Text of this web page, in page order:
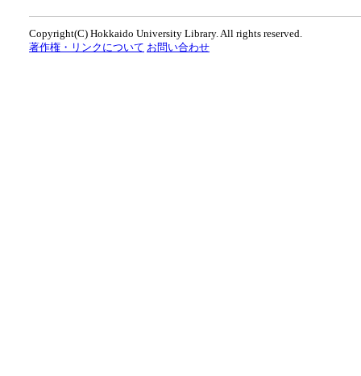
Copyright(C) Hokkaido University Library. All rights reserved.
著作権・リンクについて お問い合わせ